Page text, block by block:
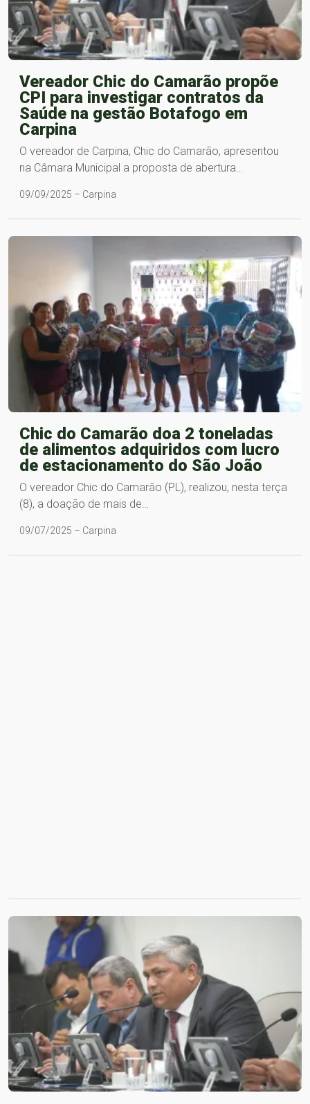
Vereador Chic do Camarão propõe
CPI para investigar contratos da
Saúde na gestão Botafogo em
Carpina
O vereador de Carpina, Chic do Camarão, apresentou
na Câmara Municipal a proposta de abertura…
09/09/2025 – Carpina
Chic do Camarão doa 2 toneladas
de alimentos adquiridos com lucro
de estacionamento do São João
O vereador Chic do Camarão (PL), realizou, nesta terça
(8), a doação de mais de…
09/07/2025 – Carpina